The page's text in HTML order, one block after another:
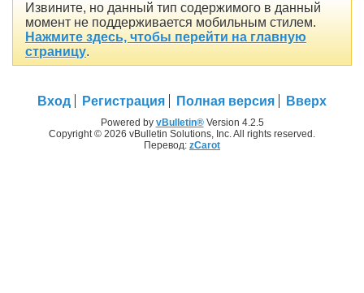
Извините, но данный тип содержимого в данный
момент не поддерживается мобильным стилем.
Нажмите здесь, чтобы перейти на главную
страницу.
Вход Регистрация Полная версия Вверх
Powered by vBulletin®Version 4.2.5
Copyright © 2026 vBulletin Solutions, Inc. All rights reserved.
Перевод: zCarot